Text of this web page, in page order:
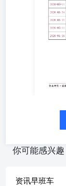
示，美伊
示，美国
3、Wind
值，30
争到
研发准备
权、国债
1、第一
年平均水
管理者欲
你可能感兴趣
资讯早班车